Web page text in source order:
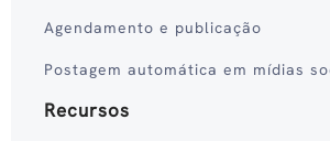
Agendamento e publicação
Postagem automática em mídias
Recursos